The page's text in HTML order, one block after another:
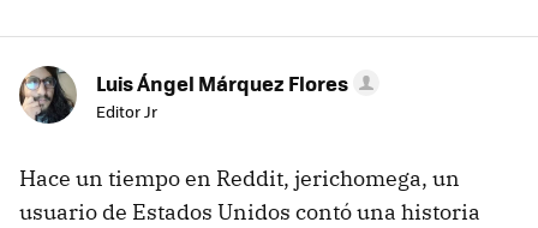
Luis Ángel Márquez Flores
Editor Jr
Hace un tiempo en Reddit, jerichomega, un
usuario de Estados Unidos contó una historia